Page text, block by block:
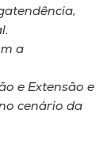
a
e Extensão e
cenário da